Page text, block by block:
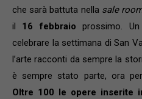
che sarà battuta nella sale
il 16 febbraio prossimo.
celebrare la settimana di San
l’arte racconti da sempre la
è sempre stato parte, ora
Oltre 100 le opere inserite